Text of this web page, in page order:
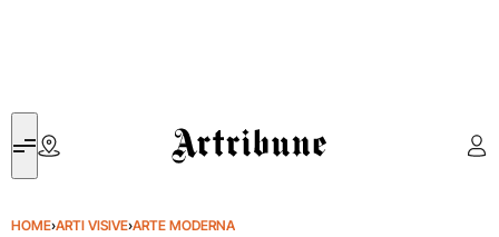
Artribune
HOME›ARTI VISIVE›ARTE MODERNA